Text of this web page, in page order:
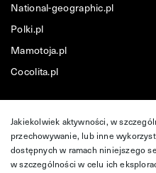
National-geographic.pl
Polki.pl
Mamotoja.pl
Cocolita.pl
Jakiekolwiek aktywności, w
przechowywanie, lub inne
dostępnych w ramach niniejszego
w szczególności w celu ich